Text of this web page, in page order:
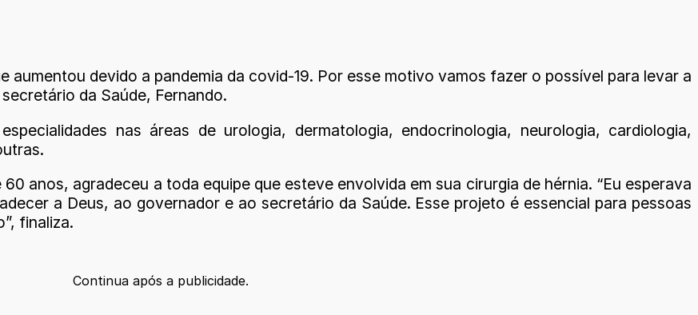
aumentou devido a pandemia da covid-19. Por esse motivo vamos fazer o possível para levar a
da Saúde, Fernando.
nas áreas de urologia, dermatologia, endocrinologia, neurologia, cardiologia,
anos, agradeceu a toda equipe que esteve envolvida em sua cirurgia de hérnia. “Eu esperava
a Deus, ao governador e ao secretário da Saúde. Esse projeto é essencial para pessoas
finaliza.
Continua após a publicidade.